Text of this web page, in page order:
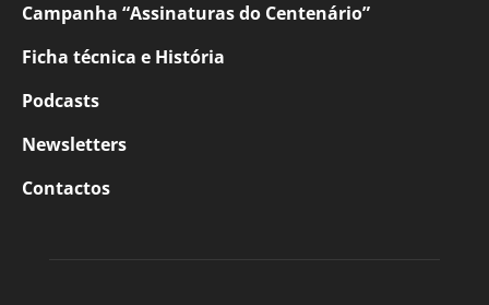
Campanha “Assinaturas do Centenário”
Ficha técnica e História
Podcasts
Newsletters
Contactos